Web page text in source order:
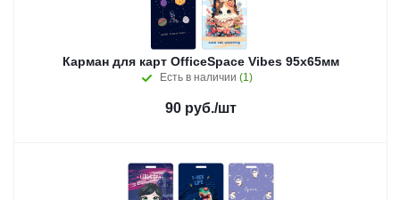
Карман для карт OfficeSpace Vibes 95х65мм
Есть в наличии (1)
90 руб./шт